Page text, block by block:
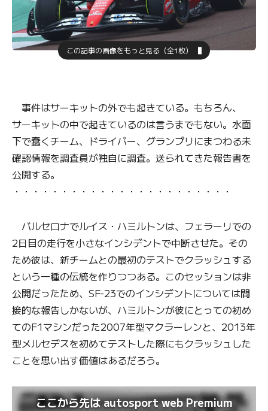
この記事の画像をもっと見る（全1枚）
事件はサーキットの外でも起きている。もちろん、
サーキットの中で起きているのは言うまでもない。水面
下で蠢くチーム、ドライバー、グランプリにまつわる未
確認情報を調査員が独自に調査。送られてきた報告書を
公開する。
・・・・・・・・・・・・・・・・・・・・・・・
バルセロナでルイス・ハミルトンは、フェラーリでの
2日目の走行を小さなインシデントで中断させた。その
ため彼は、新チームとの最初のテストでクラッシュする
という一種の伝統を作りつつある。このセッションは非
公開だったため、SF-23でのインシデントについては間
接的な報告しかないが、ハミルトンが彼にとっての初め
てのF1マシンだった2007年型マクラーレンと、2013年
型メルセデスを初めてテストした際にもクラッシュした
ことを思い出す価値はあるだろう。
ここから先は autosport web Premium